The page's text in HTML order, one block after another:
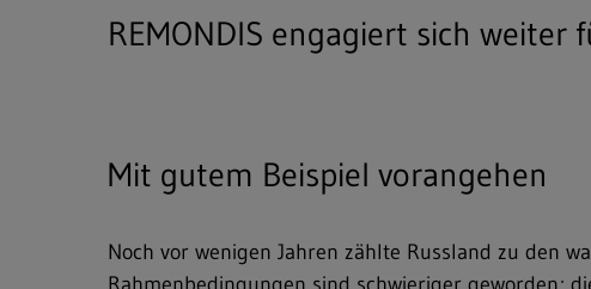
REMONDIS engagiert sich
Mit gutem Beispiel vorangehen
Noch vor wenigen Jahren zählte Russland zu den